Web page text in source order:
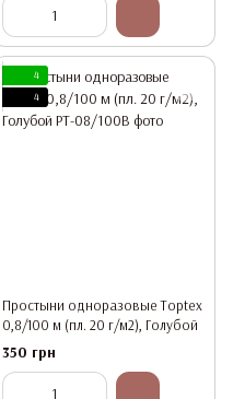
4
4
Простыни одноразовые Toptex
0,8/100 м (пл. 20 г/м2), Голубой
350 грн